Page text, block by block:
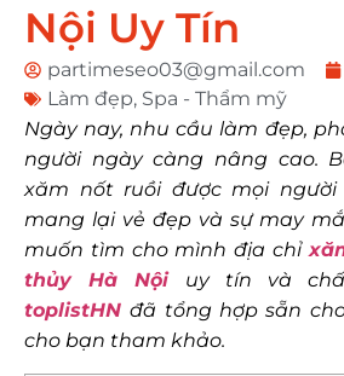
Nội Uy Tín
partimeseo03@gmail.com
Làm đẹp, Spa - Thẩm mỹ
Ngày nay, nhu cầu làm đẹp,
người ngày càng nâng cao.
xăm nốt ruồi được mọi
mang lại vẻ đẹp và sự may
muốn tìm cho mình địa chỉ
thủy Hà Nộiuy tín và
toplistHN đã tổng hợp sẵn
cho bạn tham khảo.